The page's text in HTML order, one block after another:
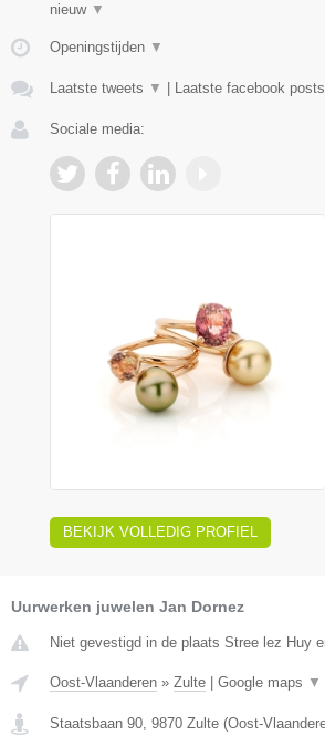
nieuw ▼
Openingstijden ▼
Laatste tweets ▼ Laatste facebook posts
Sociale media:
BEKIJK VOLLEDIG PROFIEL
Uurwerken juwelen Jan Dornez
Niet gevestigd in de plaats Stree lez Huy
Oost-Vlaanderen » Zulte Google maps ▼
Staatsbaan 90, 9870 Zulte (Oost-